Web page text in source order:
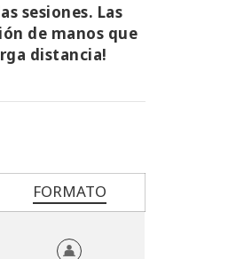
sesiones. Las
de manos que
distancia!
FORMATO